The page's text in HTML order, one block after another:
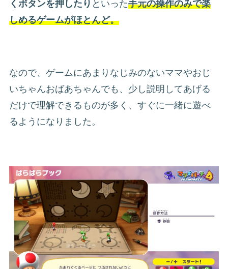
くボタンを押したり といった手元の操作のみで楽
しめるゲームがほとんど。
なので、ゲームにあまりなじみのないママやおじ
いちゃんおばあちゃんでも、少し説明してあげる
だけで理解できるものが多く、すぐに一緒に遊べ
るようになりました。